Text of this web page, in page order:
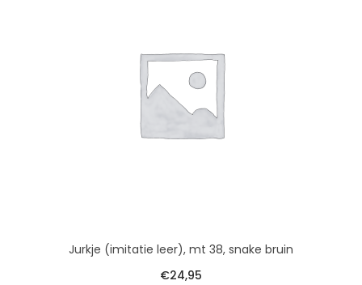
Jurkje (imitatie leer), mt 38, snake bruin
€24,95